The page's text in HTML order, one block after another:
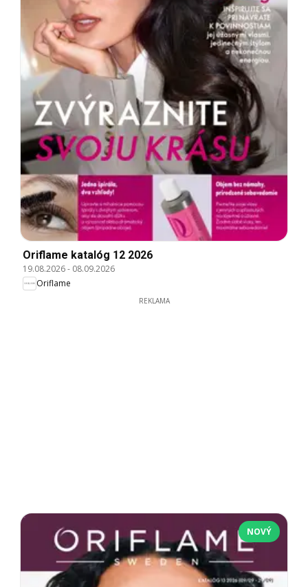
Oriflame katalóg 12 2026
19.08.2026- 08.09.2026
Oriflame
REKLAMA
NOVÝ